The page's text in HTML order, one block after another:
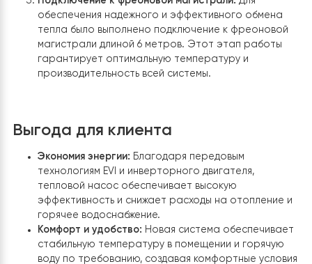
Этот буфер позволяет поддерживать
температуру горячей воды и снижает нагрузку
тепловой насос.
Установка трехходового клапана:Для
автоматизации процесса переключения между
распределением тепла в зависимости от
потребностей клиента.
Подключение к фреоновой магистрали:
обеспечения надежного и эффективного
тепла было выполнено подключение к
магистрали длиной 6 метров. Этот этап
гарантирует оптимальную температуру и
производительность всей системы.